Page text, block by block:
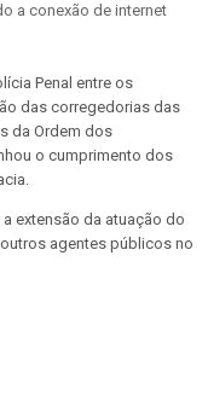
a conexão de internet
Penal entre os
das corregedorias das
da Ordem dos
o cumprimento dos
extensão da atuação do
agentes públicos no